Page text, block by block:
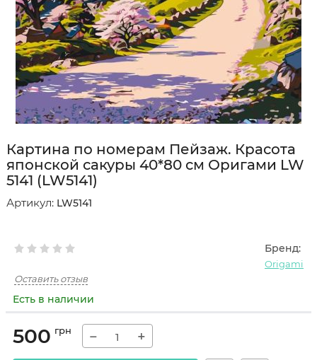
Картина по номерам Пейзаж. Красота
японской сакуры 40*80 см Оригами LW
5141 (LW5141)
Артикул: LW5141
Бренд:
Origami
Оставить отзыв
Есть в наличии
500 грн − +